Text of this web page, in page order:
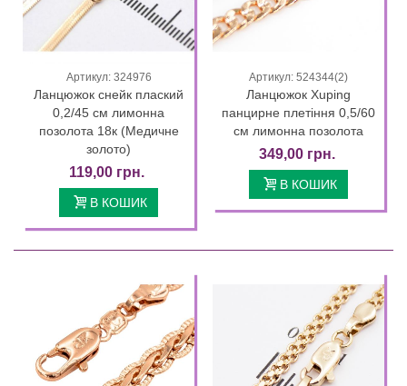
Артикул: 324976
Ланцюжок снейк плаский
0,2/45 см лимонна
позолота 18к (Медичне
золото)
119,00 грн.
В КОШИК
Артикул: 524344(2)
Ланцюжок Xuping
панцирне плетіння 0,5/60
см лимонна позолота
349,00 грн.
В КОШИК